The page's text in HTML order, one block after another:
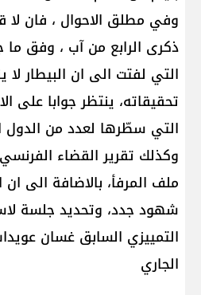
وفي مطلق الاحوال ، فان لا
ذكرى الرابع من آب ، وفق
التي لفتت الى ان البيطار لا
تحقيقاته، ينتظر جوابا على
التي سطّرها لعدد من الدول
وكذلك تقرير القضاء
ملف المرفأ، بالاضافة الى
شهود جدد، وتحديد جلسة
التمييزي السابق غسان
الجاري